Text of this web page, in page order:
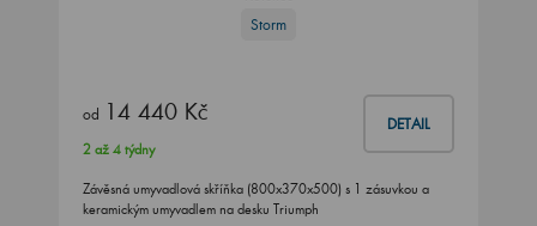
Storm
od 14 440 Kč DETAIL
2 až 4 týdny
Závěsná umyvadlová skříňka (800x370x500) s 1 zásuvkou a
keramickým umyvadlem na desku Triumph